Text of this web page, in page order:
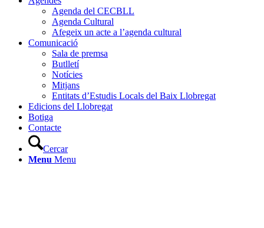
Agenda del CECBLL
Agenda Cultural
Afegeix un acte a l’agenda cultural
Comunicació
Sala de premsa
Butlletí
Notícies
Mitjans
Entitats d’Estudis Locals del Baix Llobregat
Edicions del Llobregat
Botiga
Contacte
Cercar
Menu Menu